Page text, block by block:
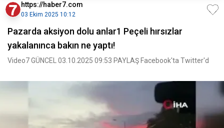
https://haber7.com
03 Ekim 2025 10:12
Pazarda aksiyon dolu anlar1 Peçeli hırsızlar
yakalanınca bakın ne yaptı!
Video7 GÜNCEL 03.10.2025 09:53 PAYLAŞ Facebook'ta Twitter'd